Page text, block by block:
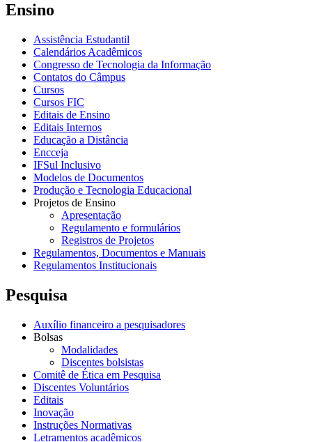
Ensino
Assistência Estudantil
Calendários Acadêmicos
Congresso de Tecnologia da Informação
Contatos do Câmpus
Cursos
Cursos FIC
Editais de Ensino
Editais Internos
Educação a Distância
Encceja
IFSul Inclusivo
Modelos de Documentos
Produção e Tecnologia Educacional
Projetos de Ensino
Apresentação
Regulamento e formulários
Registros de Projetos
Regulamentos, Documentos e Manuais
Regulamentos Institucionais
Pesquisa
Auxílio financeiro a pesquisadores
Bolsas
Modalidades
Discentes bolsistas
Comitê de Ética em Pesquisa
Discentes Voluntários
Editais
Inovação
Instruções Normativas
Letramentos acadêmicos